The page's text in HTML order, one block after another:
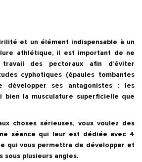
et un élément indispensable à un
athlétique, il est important de ne
des pectoraux afin d’éviter
cyphotiques (épaules tombantes
développer ses antagonistes : les
bien la musculature superficielle que
choses sérieuses, vous voulez des
séance qui leur est dédiée avec 4
qui vous permettra de développer et
plusieurs angles.